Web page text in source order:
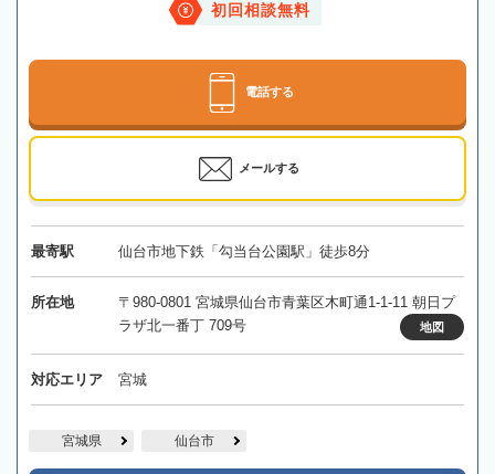
初回相談無料
電話する
メールする
最寄駅 仙台市地下鉄「勾当台公園駅」徒歩8分
所在地
〒980-0801 宮城県仙台市青葉区木町通1-1-11 朝日プ
ラザ北一番丁 709号
地図
対応エリア 宮城
宮城県 仙台市